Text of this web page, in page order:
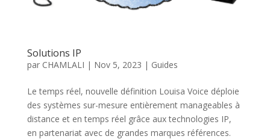
Solutions IP
par CHAMLALI | Nov 5, 2023 | Guides
Le temps réel, nouvelle définition Louisa Voice déploie
des systèmes sur-mesure entièrement manageables à
distance et en temps réel grâce aux technologies IP,
en partenariat avec de grandes marques références.